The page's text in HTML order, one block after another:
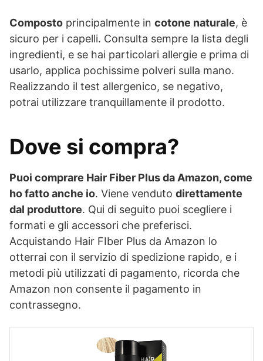
Composto principalmente in cotone naturale, è
sicuro per i capelli. Consulta sempre la lista degli
ingredienti, e se hai particolari allergie e prima di
usarlo, applica pochissime polveri sulla mano.
Realizzando il test allergenico, se negativo,
potrai utilizzare tranquillamente il prodotto.
Dove si compra?
Puoi comprare Hair Fiber Plus da Amazon, come
ho fatto anche io. Viene venduto direttamente
dal produttore. Qui di seguito puoi scegliere i
formati e gli accessori che preferisci.
Acquistando Hair FIber Plus da Amazon lo
otterrai con il servizio di spedizione rapido, e i
metodi più utilizzati di pagamento, ricorda che
Amazon non consente il pagamento in
contrassegno.